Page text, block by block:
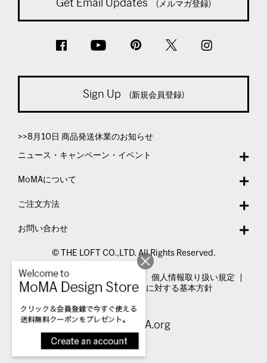
(メルマガ登録)
Sign Up (新規会員登録)
>>8月10日 商品発送休業のお知らせ
ニュース・キャンペーン・イベント
MoMAについて
ご注文方法
お問い合わせ
© THE LOFT CO.,LTD. All Rights Reserved.
特定商取引法表示
個人情報取り扱い規定
カスタマーハラスメントに対する基本方針
Visit MoMA.org